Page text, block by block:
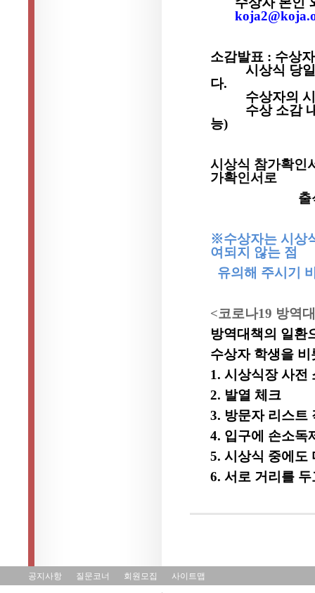
소감발표 : 수상
시상식 당
다.
수상자의
수상 소감
능)
시상식 참가확인
가확인서로
출석이 증
※수상자는 시상
여되지 않는 점
유의해 주시기
<코로나19 방역
방역대책의 일환
수상자 학생을
1. 시상식장 사전
2. 발열 체크
3. 방문자 리스트
4. 입구에 손소독
5. 시상식 중에도
6. 서로 거리를 두
공지사항 질문코너 회원모집 사이트맵